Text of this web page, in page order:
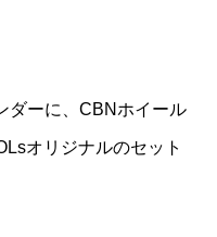
ダーに、CBNホイール
オリジナルのセット